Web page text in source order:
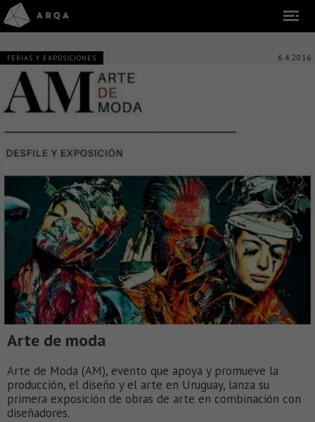
FERIAS Y EXPOSICIONES 6.4.2016
Arte de moda
Arte de Moda (AM), evento que apoya y promueve la
producción, el diseño y el arte en Uruguay, lanza su
primera exposición de obras de arte en combinación con
diseñadores.